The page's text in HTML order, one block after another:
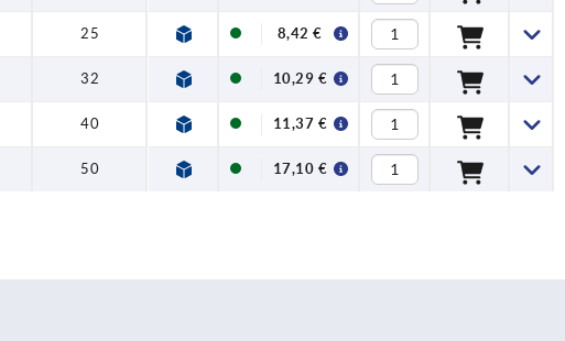
25 8,42 €
32 10,29 €
40 11,37 €
50 17,10 €